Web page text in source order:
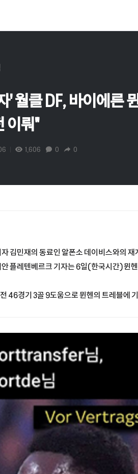
' 월클 DF, 바이에른
이뤄"
1,606 0 0
김민재의 동료인 알폰소 데이비스와의
플레텐베르크 기자는 6일(한국시간) 뮌
46경기 3골 9도움으로 뮌헨의 트레블에